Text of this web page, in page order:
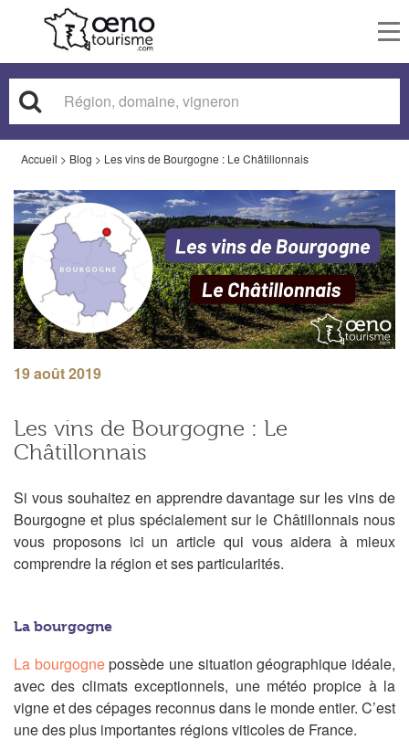
Accueil > Blog > Les vins de Bourgogne : Le Châtillonnais
19 août 2019
Les vins de Bourgogne : Le
Châtillonnais
Si vous souhaitez en apprendre davantage sur les vins de
Bourgogne et plus spécialement sur le Châtillonnais nous
vous proposons ici un article qui vous aidera à mieux
comprendre la région et ses particularités.
La bourgogne
La bourgognepossède une situation géographique idéale,
avec des climats exceptionnels, une météo propice à la
vigne et des cépages reconnus dans le monde entier. C’est
une des plus importantes régions viticoles de France.